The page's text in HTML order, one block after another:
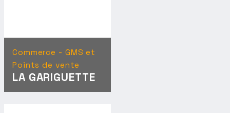
Commerce - GMS et
Points de vente
LA GARIGUETTE